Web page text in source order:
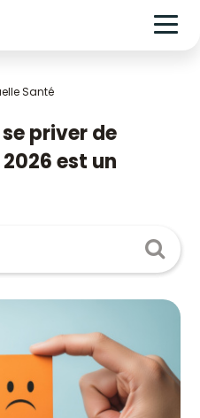
Santé
est un